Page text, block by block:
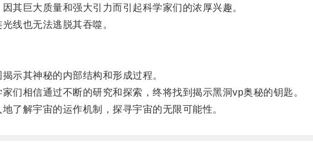
巨大质量和强大引力而引起科学家们的浓厚兴趣。
线也无法逃脱其吞噬。
其神秘的内部结构和形成过程。
相信通过不断的研究和探索，终将找到揭示黑洞vp奥秘的钥匙。
解宇宙的运作机制，探寻宇宙的无限可能性。